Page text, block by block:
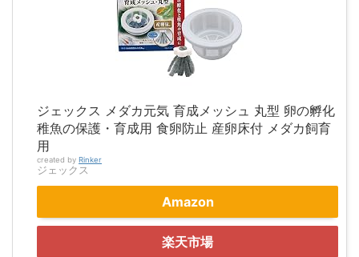
ジェックス メダカ元気 育成メッシュ 丸型 卵の孵化
稚魚の保護・育成用 食卵防止 産卵床付 メダカ飼育
用
created by Rinker
ジェックス
Amazon
楽天市場